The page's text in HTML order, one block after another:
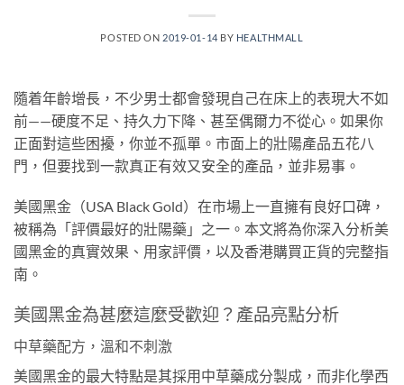
POSTED ON 2019-01-14 BY HEALTHMALL
隨着年齡增長，不少男士都會發現自己在床上的表現大不如
前——硬度不足、持久力下降、甚至偶爾力不從心。如果你
正面對這些困擾，你並不孤單。市面上的壯陽產品五花八
門，但要找到一款真正有效又安全的產品，並非易事。
美國黑金（USA Black Gold）在市場上一直擁有良好口碑，
被稱為「評價最好的壯陽藥」之一。本文將為你深入分析美
國黑金的真實效果、用家評價，以及香港購買正貨的完整指
南。
美國黑金為甚麼這麼受歡迎？產品亮點分析
中草藥配方，溫和不刺激
美國黑金的最大特點是其採用中草藥成分製成，而非化學西